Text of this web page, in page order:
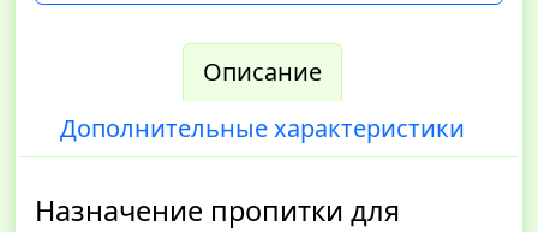
Описание
Дополнительные характеристики
Назначение пропитки для